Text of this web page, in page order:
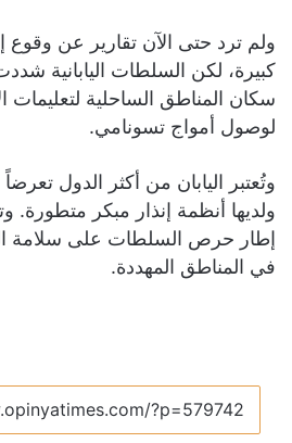
ولم ترد حتى الآن تقارير عن وقوع
كبيرة، لكن السلطات اليابانية
سكان المناطق الساحلية لتعليمات
لوصول أمواج تسونامي.
وتُعتبر اليابان من أكثر الدول
ولديها أنظمة إنذار مبكر متطورة.
إطار حرص السلطات على سلامة
في المناطق المهددة.